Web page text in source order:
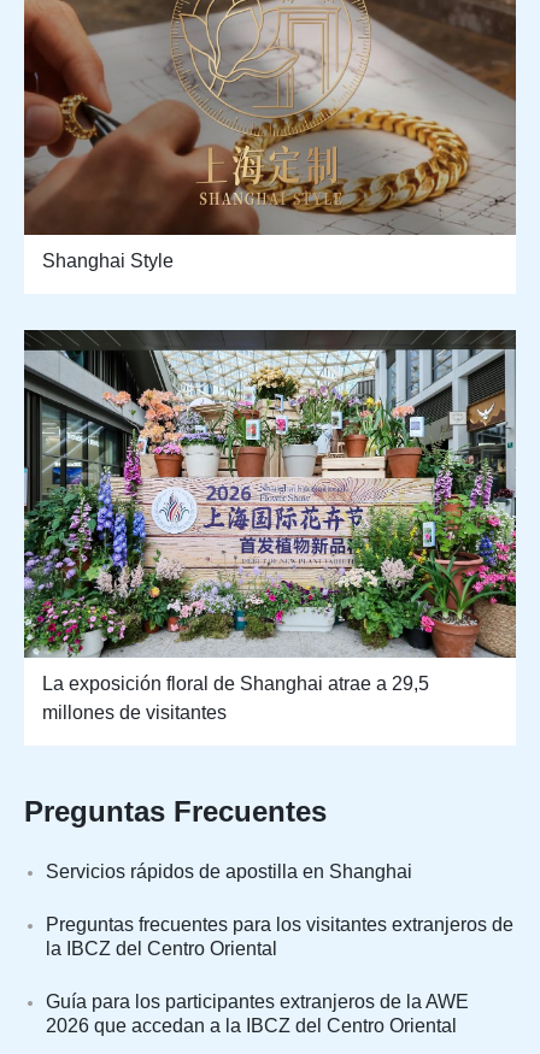
Shanghai Style
La exposición floral de Shanghai atrae a 29,5
millones de visitantes
Preguntas Frecuentes
Servicios rápidos de apostilla en Shanghai
Preguntas frecuentes para los visitantes extranjeros de
la IBCZ del Centro Oriental
Guía para los participantes extranjeros de la AWE
2026 que accedan a la IBCZ del Centro Oriental